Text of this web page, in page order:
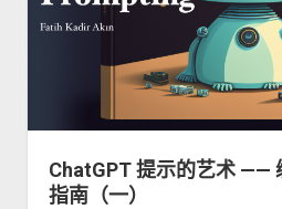
软件工程
成长思维
极客智坊文
关于本站
ChatGPT 提示的艺术 ——
指南（一）